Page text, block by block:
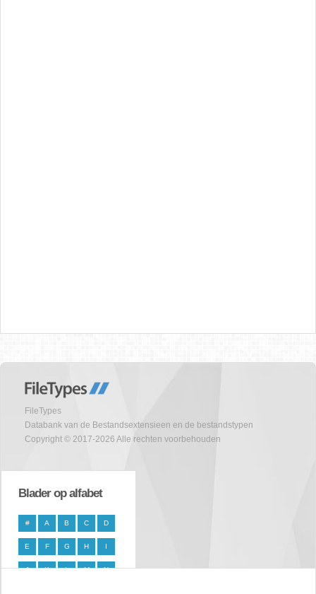
FileTypes
Databank van de Bestandsextensieen en de bestandstypen
Copyright © 2017-2026 Alle rechten voorbehouden
Blader op alfabet
# A B C D
E F G H I
J K L M N